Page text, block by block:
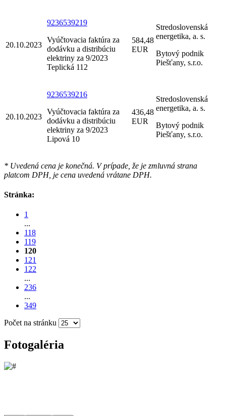
20.10.2023
9236539219
Vyúčtovacia faktúra za
dodávku a distribúciu
elektriny za 9/2023
Teplická 112
584,48
EUR
Stredoslovenská
energetika, a. s.
Bytový podnik
Piešťany, s.r.o.
20.10.2023
9236539216
Vyúčtovacia faktúra za
dodávku a distribúciu
elektriny za 9/2023
Lipová 10
436,48
EUR
Stredoslovenská
energetika, a. s.
Bytový podnik
Piešťany, s.r.o.
* Uvedená cena je konečná. V prípade, že je zmluvná strana
platcom DPH, je cena uvedená vrátane DPH.
Stránka:
1
...
118
119
120
121
122
...
236
...
349
Počet na stránku
Fotogaléria